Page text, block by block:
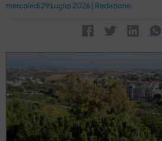
mercoledì 29 Luglio 2026 | Redazione